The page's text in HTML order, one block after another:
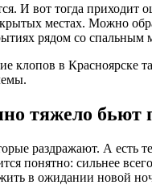
И вот тогда приходит
местах. Можно
рядом со спальным
клопов в Красноярске
тяжело бьют
раздражают. А есть
понятно: сильнее
в ожидании новой